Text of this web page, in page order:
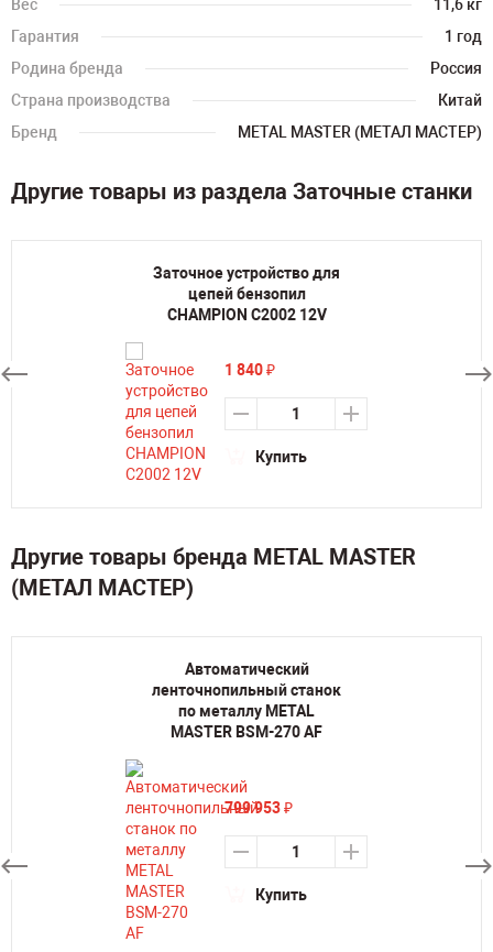
Вес
11,6 кг
Гарантия
1 год
Родина бренда
Россия
Страна производства
Китай
Бренд
METAL MASTER (МЕТАЛ МАСТЕР)
Другие товары из раздела Заточные станки
Заточное устройство для
цепей бензопил
CHAMPION C2002 12V
1 840₽
Купить
Другие товары бренда METAL MASTER
(МЕТАЛ МАСТЕР)
Автоматический
ленточнопильный станок
по металлу METAL
MASTER BSM-270 AF
799 953₽
Купить